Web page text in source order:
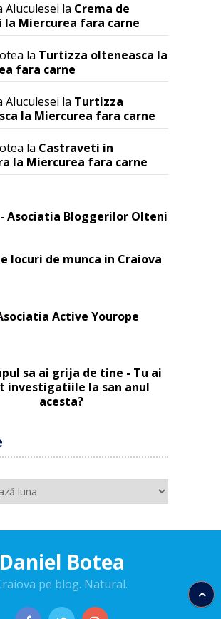
Aluculesei la Crema de
la Miercurea fara carne
la Turtizza olteneasca la
fara carne
Aluculesei la Turtizza
la Miercurea fara carne
la Castraveti in
la Miercurea fara carne
Daniel Botea
pe blog. Natural.